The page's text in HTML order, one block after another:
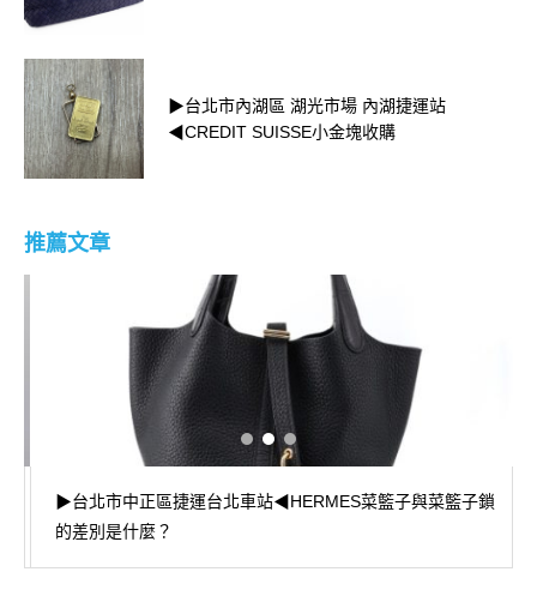
▶台北市內湖區 湖光市場 內湖捷運站
◀CREDIT SUISSE小金塊收購
推薦文章
▶台北市中正區捷運台北車站◀HERMES菜籃子與菜籃子鎖
的差別是什麼？